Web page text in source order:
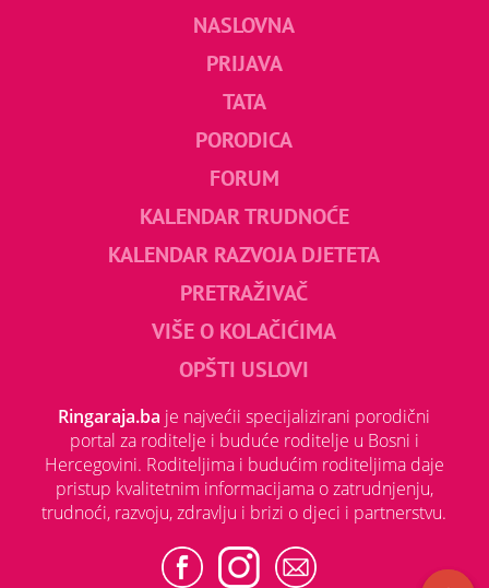
NASLOVNA
PRIJAVA
TATA
PORODICA
FORUM
KALENDAR TRUDNOĆE
KALENDAR RAZVOJA DJETETA
PRETRAŽIVAČ
VIŠE O KOLAČIĆIMA
OPŠTI USLOVI
Ringaraja.ba je najvećii specijalizirani porodični
portal za roditelje i buduće roditelje u Bosni i
Hercegovini. Roditeljima i budućim roditeljima daje
pristup kvalitetnim informacijama o zatrudnjenju,
trudnoći, razvoju, zdravlju i brizi o djeci i partnerstvu.